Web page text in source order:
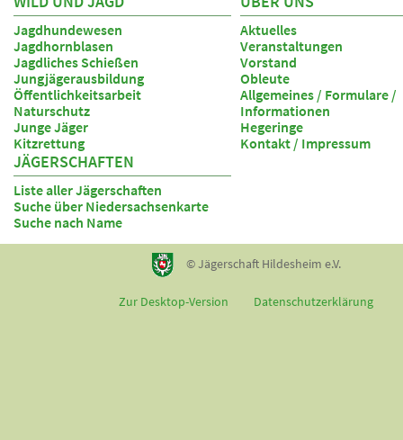
Jagdhundewesen
Jagdhornblasen
Jagdliches Schießen
Jungjägerausbildung
Öffentlichkeitsarbeit
Naturschutz
Junge Jäger
Kitzrettung
Aktuelles
Veranstaltungen
Vorstand
Obleute
Allgemeines / Formulare /
Informationen
Hegeringe
Kontakt / Impressum
JÄGERSCHAFTEN
Liste aller Jägerschaften
Suche über Niedersachsenkarte
Suche nach Name
© Jägerschaft Hildesheim e.V.
Zur Desktop-Version Datenschutzerklärung